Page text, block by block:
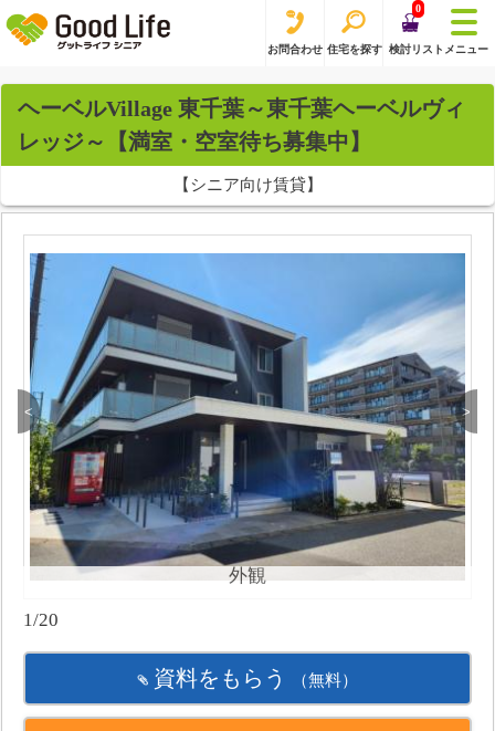
お問合わせ 住宅を探す
0
検討リスト メニュー
ヘーベルVillage 東千葉～東千葉ヘーベルヴィ
レッジ～【満室・空室待ち募集中】
【シニア向け賃貸】
<
外観
>
1/20
資料をもらう （無料）